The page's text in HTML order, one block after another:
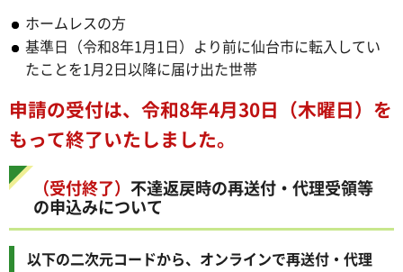
ホームレスの方
基準日（令和8年1月1日）より前に仙台市に転入してい
たことを1月2日以降に届け出た世帯
申請の受付は、令和8年4月30日（木曜日）を
もって終了いたしました。
（受付終了） 不達返戻時の再送付・代理受領等
の申込みについて
以下の二次元コードから、オンラインで再送付・代理